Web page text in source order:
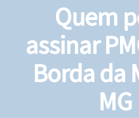
Quem
assinar
Borda da
MG